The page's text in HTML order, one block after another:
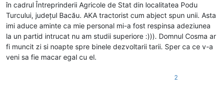
în cadrul Întreprinderii Agricole de Stat din localitatea Podu
Turcului, județul Bacău. AKA tractorist cum abject spun unii. Asta
imi aduce aminte ca mie personal mi-a fost respinsa adeziunea
la un partid intrucat nu am studii superiore :))). Domnul Cosma ar
fi muncit zi si noapte spre binele dezvoltarii tarii. Sper ca ce v-a
veni sa fie macar egal cu el.
2